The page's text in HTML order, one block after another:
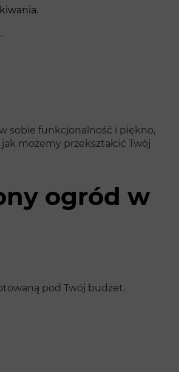
sobie funkcjonalność i piękno,
jak możemy przekształcić Twój
ogród w
pod Twój budżet.